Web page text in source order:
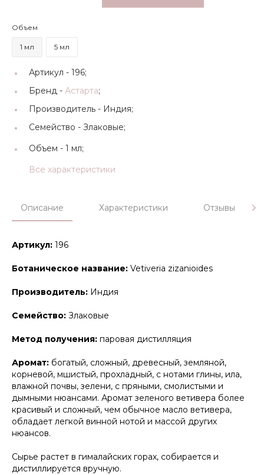
Объем
1 мл 5 мл
Артикул - 196;
Бренд - Астарта;
Производитель - Индия;
Семейство - Злаковые;
Объем - 1 мл;
Все характеристики
Описание Характеристики Отзывы
Артикул: 196
Ботаническое название: Vetiveria zizanioides
Производитель: Индия
Семейство: Злаковые
Метод получения: паровая дистилляция
Аромат: богатый, сложный, древесный, земляной,
корневой, мшистый, прохладный, с нотами глины, ила,
влажной почвы, зелени, с пряными, смолистыми и
дымными нюансами. Аромат зеленого ветивера более
красивый и сложный, чем обычное масло ветивера,
обладает легкой винной нотой и массой других
нюансов.
Сырье растет в гималайских горах, собирается и
дистиллируется вручную.